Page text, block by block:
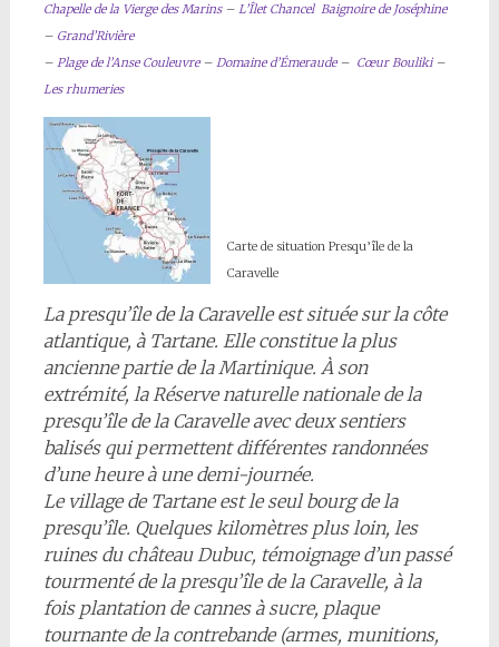
Chapelle de la Vierge des Marins– L’Îlet Chancel Baignoire de Joséphine
– Grand’Rivière
– Plage de l’Anse Couleuvre– Domaine d’Émeraude– Cœur Bouliki–
Les rhumeries
Carte de situation Presqu’île de la
Caravelle
La presqu’île de la Caravelle est située sur la côte
atlantique, à Tartane. Elle constitue la plus
ancienne partie de la Martinique. À son
extrémité, la Réserve naturelle nationale de la
presqu’île de la Caravelle avec deux sentiers
balisés qui permettent différentes randonnées
d’une heure à une demi-journée.
Le village de Tartane est le seul bourg de la
presqu’île. Quelques kilomètres plus loin, les
ruines du château Dubuc, témoignage d’un passé
tourmenté de la presqu’île de la Caravelle, à la
fois plantation de cannes à sucre, plaque
tournante de la contrebande (armes, munitions,